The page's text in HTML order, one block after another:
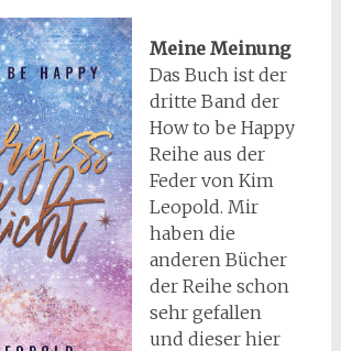
Meine Meinung
Das Buch ist der
dritte Band der
How to be Happy
Reihe aus der
Feder von Kim
Leopold. Mir
haben die
anderen Bücher
der Reihe schon
sehr gefallen
und dieser hier